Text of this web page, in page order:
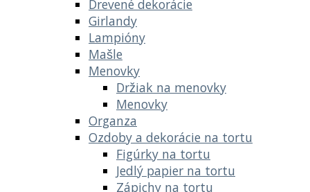
Drevené dekorácie
Girlandy
Lampióny
Mašle
Menovky
Držiak na menovky
Menovky
Organza
Ozdoby a dekorácie na tortu
Figúrky na tortu
Jedlý papier na tortu
Zápichy na tortu